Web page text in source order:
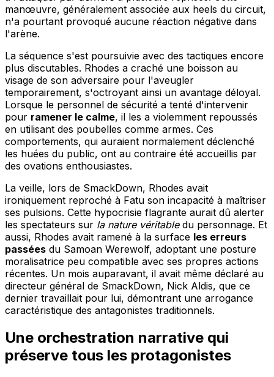
manœuvre, généralement associée aux heels du circuit,
n'a pourtant provoqué aucune réaction négative dans
l'arène.
La séquence s'est poursuivie avec des tactiques encore
plus discutables. Rhodes a craché une boisson au
visage de son adversaire pour l'aveugler
temporairement, s'octroyant ainsi un avantage déloyal.
Lorsque le personnel de sécurité a tenté d'intervenir
pour ramener le calme, il les a violemment repoussés
en utilisant des poubelles comme armes. Ces
comportements, qui auraient normalement déclenché
les huées du public, ont au contraire été accueillis par
des ovations enthousiastes.
La veille, lors de SmackDown, Rhodes avait
ironiquement reproché à Fatu son incapacité à maîtriser
ses pulsions. Cette hypocrisie flagrante aurait dû alerter
les spectateurs sur la nature véritabledu personnage. Et
aussi, Rhodes avait ramené à la surface les erreurs
passées du Samoan Werewolf, adoptant une posture
moralisatrice peu compatible avec ses propres actions
récentes. Un mois auparavant, il avait même déclaré au
directeur général de SmackDown, Nick Aldis, que ce
dernier travaillait pour lui, démontrant une arrogance
caractéristique des antagonistes traditionnels.
Une orchestration narrative qui
préserve tous les protagonistes